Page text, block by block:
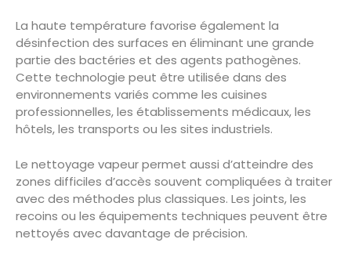
La haute température favorise également la
désinfection des surfaces en éliminant une grande
partie des bactéries et des agents pathogènes.
Cette technologie peut être utilisée dans des
environnements variés comme les cuisines
professionnelles, les établissements médicaux, les
hôtels, les transports ou les sites industriels.
Le nettoyage vapeur permet aussi d’atteindre des
zones difficiles d’accès souvent compliquées à traiter
avec des méthodes plus classiques. Les joints, les
recoins ou les équipements techniques peuvent être
nettoyés avec davantage de précision.